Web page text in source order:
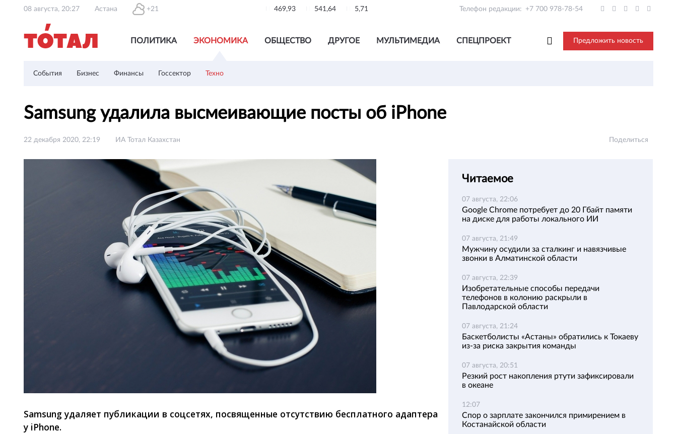
08 августа, 20:27 Астана +21 469,93 541,64 5,71 Телефон редакции: +7 700 978-78-54
ПОЛИТИКА ЭКОНОМИКА ОБЩЕСТВО ДРУГОЕ МУЛЬТИМЕДИА СПЕЦПРОЕКТ Предложить новость
События Бизнес Финансы Госсектор Техно
Samsung удалила высмеивающие посты об iPhone
22 декабря 2020, 22:19 ИА Тотал Казахстан Поделиться
Samsung удаляет публикации в соцсетях, посвященные отсутствию бесплатного адаптера
у iPhone.
Читаемое
07 августа, 22:06
Google Chrome потребует до 20 Гбайт памяти
на диске для работы локального ИИ
07 августа, 21:49
Мужчину осудили за сталкинг и навязчивые
звонки в Алматинской области
07 августа, 22:39
Изобретательные способы передачи
телефонов в колонию раскрыли в
Павлодарской области
07 августа, 21:24
Баскетболисты «Астаны» обратились к Токаеву
из-за риска закрытия команды
07 августа, 20:51
Резкий рост накопления ртути зафиксировали
в океане
12:07
Спор о зарплате закончился примирением в
Костанайской области